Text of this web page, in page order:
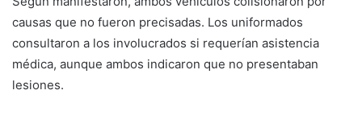
causas que no fueron precisadas. Los uniformados
consultaron a los involucrados si requerían asistencia
médica, aunque ambos indicaron que no presentaban
lesiones.